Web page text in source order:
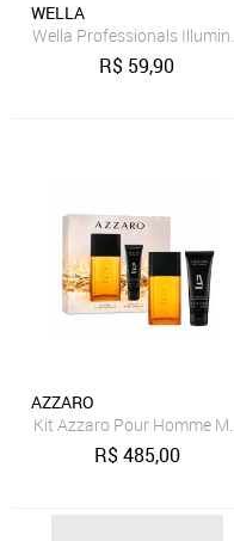
WELLA
Wella Professionals
R$ 59,90
AZZARO
Kit Azzaro Pour Homme
R$485,00